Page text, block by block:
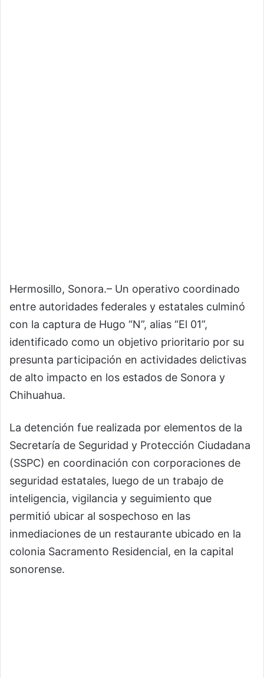
Hermosillo, Sonora.– Un operativo coordinado
entre autoridades federales y estatales culminó
con la captura de Hugo “N”, alias “El 01”,
identificado como un objetivo prioritario por su
presunta participación en actividades delictivas
de alto impacto en los estados de Sonora y
Chihuahua.
La detención fue realizada por elementos de la
Secretaría de Seguridad y Protección Ciudadana
(SSPC) en coordinación con corporaciones de
seguridad estatales, luego de un trabajo de
inteligencia, vigilancia y seguimiento que
permitió ubicar al sospechoso en las
inmediaciones de un restaurante ubicado en la
colonia Sacramento Residencial, en la capital
sonorense.